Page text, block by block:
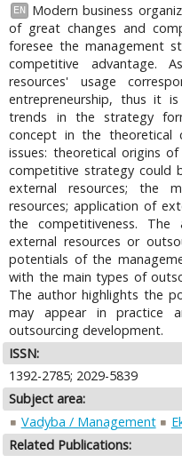
EN
Modern business
of great changes and
foresee the management
competitive advantage.
resources' usage
entrepreneurship, thus it
trends in the strategy
concept in the theoretical
issues: theoretical origins
competitive strategy could
external resources; the
resources; application of
the competitiveness.
external resources or
potentials of the
with the main types of
The author highlights the
may appear in practice
outsourcing development.
ISSN:
1392-2785; 2029-5839
Subject area:
Vadyba / Management
Related Publications: